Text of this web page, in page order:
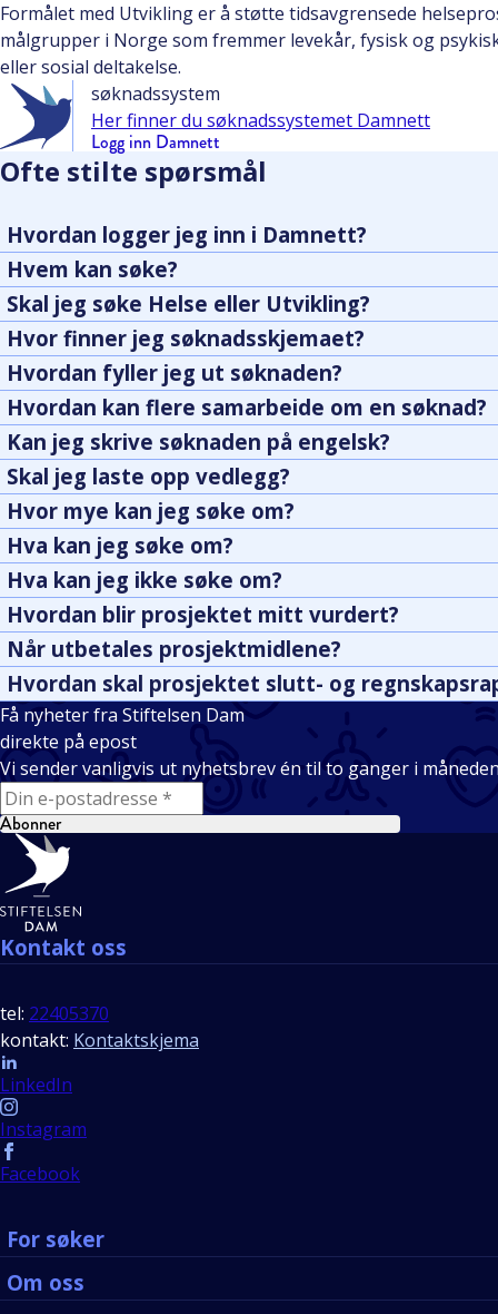
Formålet med Utvikling er å støtte tidsavgrensede
målgrupper i Norge som fremmer levekår, fysisk og
eller sosial deltakelse.
søknadssystem
Her finner du søknadssystemet Damnett
Logg inn Damnett
Ofte stilte spørsmål
Hvordan logger jeg inn i Damnett?
Hvem kan søke?
Skal jeg søke Helse eller Utvikling?
Hvor finner jeg søknadsskjemaet?
Hvordan fyller jeg ut søknaden?
Hvordan kan flere samarbeide om en søknad?
Kan jeg skrive søknaden på engelsk?
Skal jeg laste opp vedlegg?
Hvor mye kan jeg søke om?
Hva kan jeg søke om?
Hva kan jeg ikke søke om?
Hvordan blir prosjektet mitt vurdert?
Når utbetales prosjektmidlene?
Hvordan skal prosjektet slutt- og
Få nyheter fra Stiftelsen Dam
direkte på epost
Vi sender vanligvis ut nyhetsbrev én til to ganger i
E-mail
Abonner
Bunntekst
Kontakt oss
tel: 22405370
kontakt: Kontaktskjema
Follow us
LinkedIn
Instagram
Facebook
For søker
Om oss